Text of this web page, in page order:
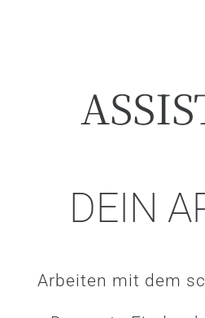
DEIN
Arbeiten mit dem